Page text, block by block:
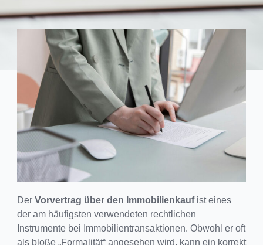
Der Vorvertrag über den Immobilienkaufist eines
der am häufigsten verwendeten rechtlichen
Instrumente bei Immobilientransaktionen. Obwohl er oft
als bloße „Formalität“ angesehen wird, kann ein korrekt